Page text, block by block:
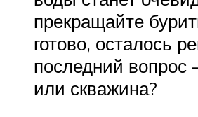
прекращайте
готово, осталось
последний вопрос
или скважина?